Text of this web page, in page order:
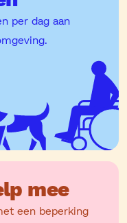
per dag aan
mee
een beperking